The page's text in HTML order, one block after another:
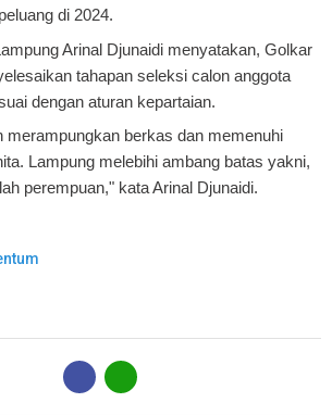
di 2024.
Arinal Djunaidi menyatakan, Golkar
tahapan seleksi calon anggota
dengan aturan kepartaian.
merampungkan berkas dan memenuhi
Lampung melebihi ambang batas yakni,
perempuan," kata Arinal Djunaidi.
B